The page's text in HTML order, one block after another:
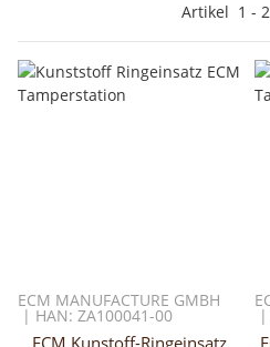
Artikel 1 - 2
ECM MANUFACTURE GMBH
| HAN: ZA100041-00
ECM Kunstoff-Ringeinsatz
|